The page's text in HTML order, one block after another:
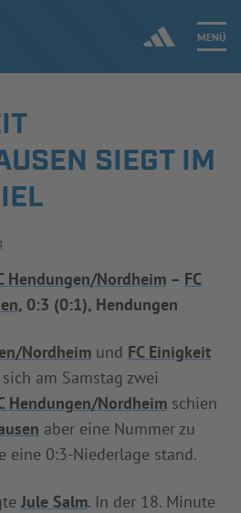
MENÜ
SPIELPLUS
SIEGT IM
Hendungen/Nordheim – FC
, 0:3 (0:1), Hendungen
Nordheim und FC Einigkeit
am Samstag zwei
Hendungen/Nordheim schien
aber eine Nummer zu
eine 0:3-Niederlage stand.
Jule Salm. In der 18. Minute